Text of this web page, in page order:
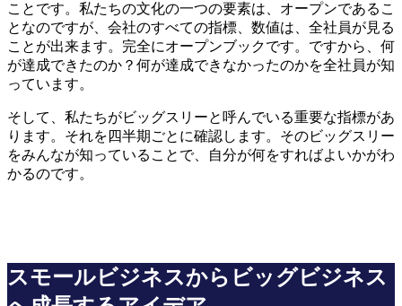
ことです。私たちの文化の一つの要素は、オープンであるこ
となのですが、会社のすべての指標、数値は、全社員が見る
ことが出来ます。完全にオープンブックです。ですから、何
が達成できたのか？何が達成できなかったのかを全社員が知
っています。
そして、私たちがビッグスリーと呼んでいる重要な指標があ
ります。それを四半期ごとに確認します。そのビッグスリー
をみんなが知っていることで、自分が何をすればよいかがわ
かるのです。
スモールビジネスからビッグビジネス